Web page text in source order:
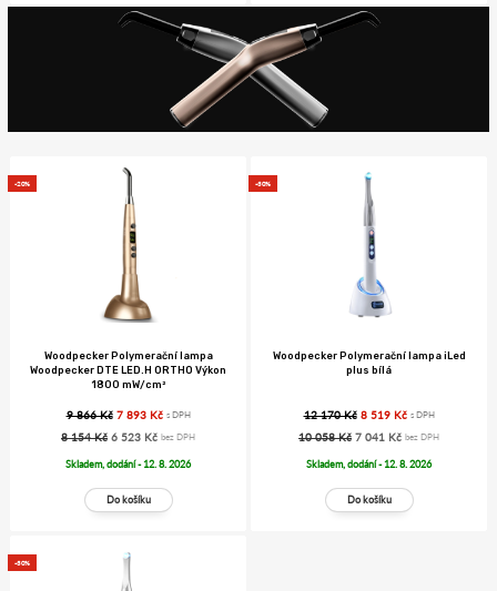
-20%
Woodpecker Polymerační lampa
Woodpecker DTE LED.H ORTHO Výkon
1800 mW/cm²
9 866 Kč 7 893 Kč s DPH
8 154 Kč 6 523 Kč bez DPH
Skladem, dodání - 12. 8. 2026
-30%
Woodpecker Polymerační lampa iLed
plus bílá
12 170 Kč 8 519 Kč s DPH
10 058 Kč 7 041 Kč bez DPH
Skladem, dodání - 12. 8. 2026
-30%